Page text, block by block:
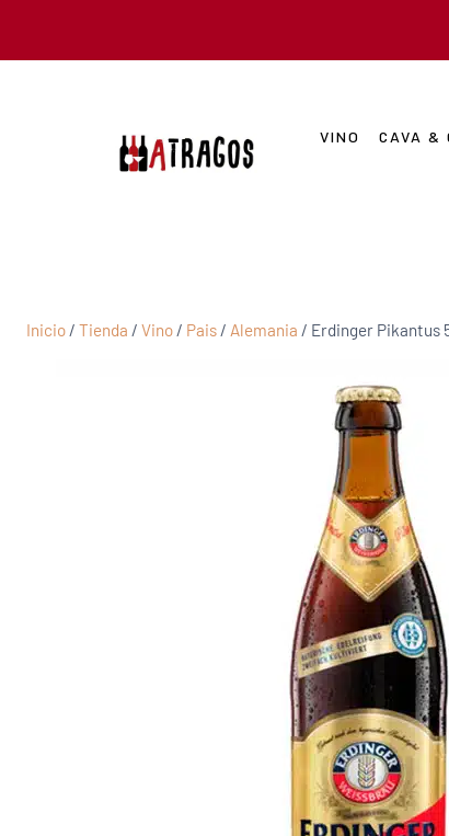
VINO CAVA &
Inicio / Tienda / Vino / Pais / Alemania / Erdinger Pikantus